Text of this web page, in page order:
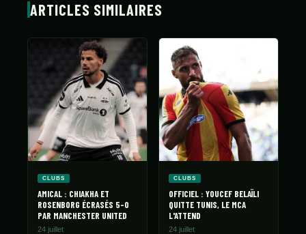
ARTICLES SIMILAIRES
CLUBS
AMICAL : CHIAKHA ET
ROSENBORG ÉCRASÉS 5-0
PAR MANCHESTER UNITED
24 juillet
CLUBS
OFFICIEL : YOUCEF BELAÏLI
QUITTE TUNIS, LE MCA
L'ATTEND
24 juillet